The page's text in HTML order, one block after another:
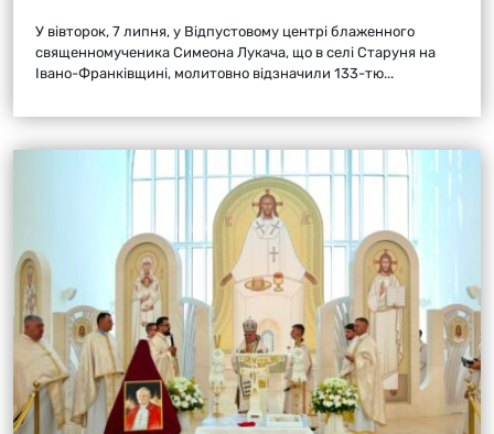
У вівторок, 7 липня, у Відпустовому центрі блаженного
священномученика Симеона Лукача, що в селі Старуня на
Івано-Франківщині, молитовно відзначили 133-тю...